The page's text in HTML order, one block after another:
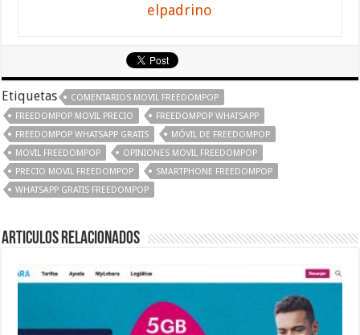
elpadrino
Etiquetas
COMENTARIOS MOVIL FREEDOMPOP
FREEDOMPOP MOVIL PRECIO
FREEDOMPOP WHATSAPP
FREEDOMPOP WHATSAPP GRATIS
MÓVIL DE FREEDOMPOP
MOVIL FREEDOMPOP
OPINIONES MOVIL FREEDOMPOP
PRECIO MOVIL FREEDOMPOP
SMARTPHONE FREEDOMPOP
WHATSAPP GRATIS FREEDOMPOP
Articulos relacionados